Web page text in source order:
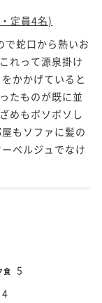
定員4名)
で蛇口から熱いお
れって源泉掛け
かかげていると
たものが既に並
めもボソボソし
もソファに髪の
ベルジュでなけ
食 5
4